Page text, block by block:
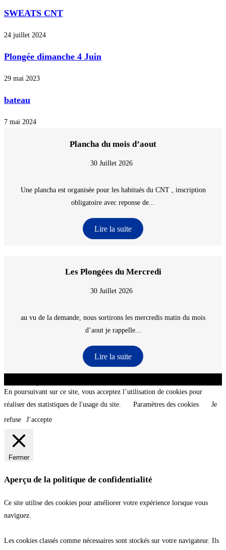
SWEATS CNT
24 juillet 2024
Plongée dimanche 4 Juin
29 mai 2023
bateau
7 mai 2024
Plancha du mois d’aout
30 Juillet 2026
Une plancha est organisée pour les habitués du CNT , inscription
obligatoire avec reponse de...
Lire la suite
Les Plongées du Mercredi
30 Juillet 2026
au vu de la demande, nous sortirons les mercredis matin du mois
d’aout je rappelle...
Lire la suite
En poursuivant sur ce site, vous acceptez l’utilisation de cookies pour
réaliser des statistiques de l'usage du site.
Paramètres des cookies
Je
refuse
J’accepte
Fermer
Aperçu de la politique de confidentialité
Ce site utilise des cookies pour améliorer votre expérience lorsque vous
naviguez.
Les cookies classés comme nécessaires sont stockés sur votre navigateur. Ils